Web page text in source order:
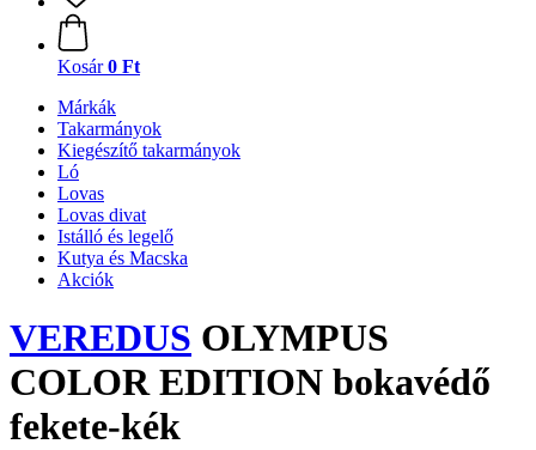
Kosár 0 Ft
Márkák
Takarmányok
Kiegészítő takarmányok
Ló
Lovas
Lovas divat
Istálló és legelő
Kutya és Macska
Akciók
VEREDUS OLYMPUS
COLOR EDITION bokavédő
fekete-kék